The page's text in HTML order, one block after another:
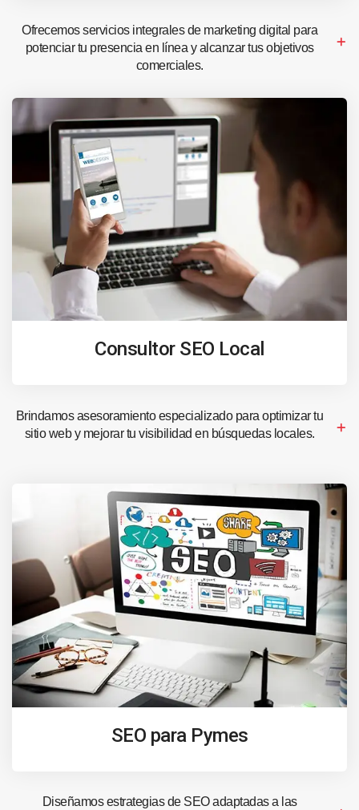
Ofrecemos servicios integrales de marketing digital para
potenciar tu presencia en línea y alcanzar tus objetivos
comerciales.
Consultor SEO Local
Brindamos asesoramiento especializado para optimizar tu
sitio web y mejorar tu visibilidad en búsquedas locales.
SEO para Pymes
Diseñamos estrategias de SEO adaptadas a las